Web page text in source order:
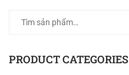
PRODUCT CATEGORIES